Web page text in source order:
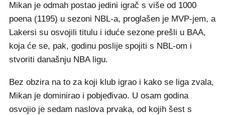
Mikan je odmah postao jedini igrač s više od 1000
poena (1195) u sezoni NBL-a, proglašen je MVP-jem, a
Lakersi su osvojili titulu i iduće sezone prešli u BAA,
koja će se, pak, godinu poslije spojiti s NBL-om i
stvoriti današnju NBA ligu.
Bez obzira na to za koji klub igrao i kako se liga zvala,
Mikan je dominirao i pobjeđivao. U osam godina
osvojio je sedam naslova prvaka, od kojih šest s